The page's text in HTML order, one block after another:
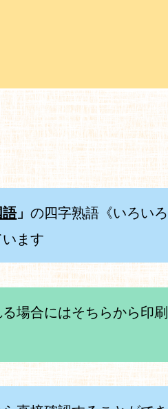
」の四字熟語《いろいろ
ます
場合にはそちらから印刷